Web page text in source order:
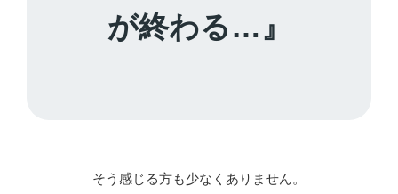
が終わる…』
そう感じる方も少なくありません。